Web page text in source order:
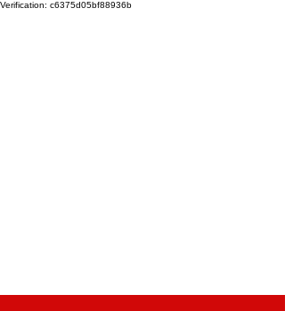
Verification: c6375d05bf88936b